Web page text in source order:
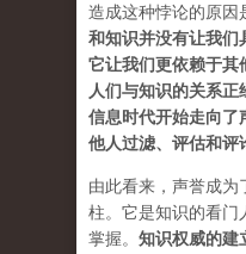
造成这种悖论的原因
和知识并没有让我们
它让我们更依赖于其
人们与知识的关系
信息时代开始走向了
他人过滤、评估和评
由此看来，声誉成为
柱。它是知识的看门
掌握。 知识权威的建